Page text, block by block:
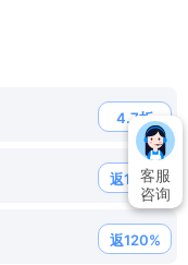
4.7折
返120%
返120%
客服
咨询